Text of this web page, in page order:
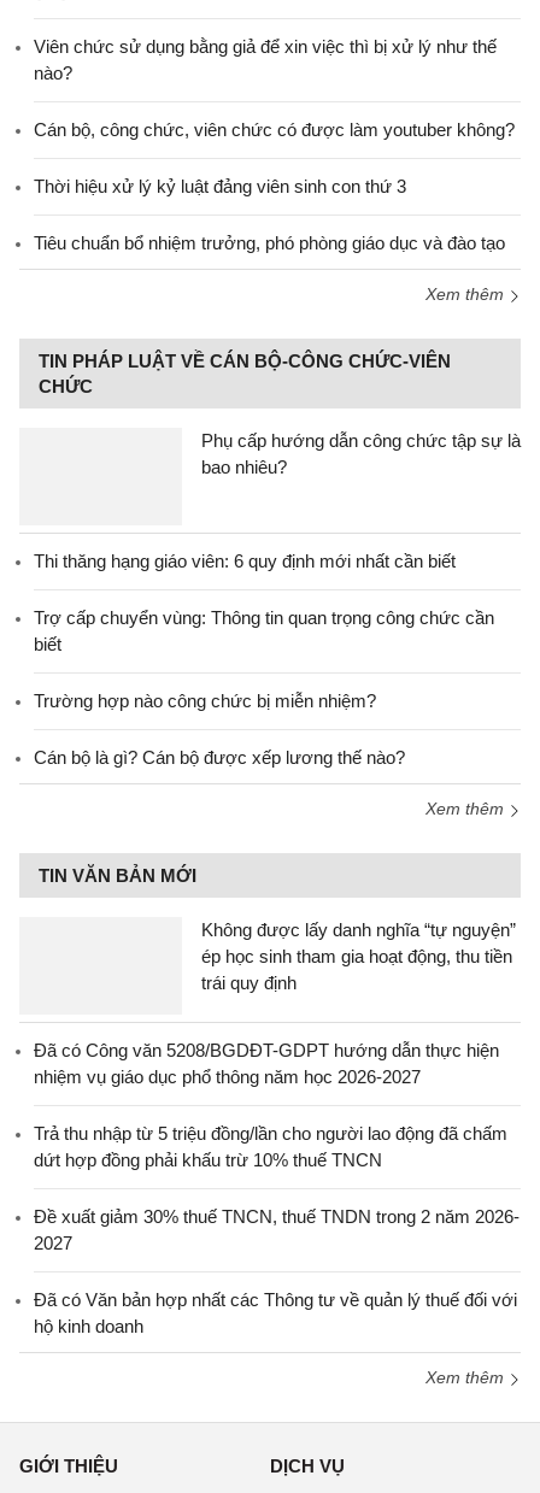
Viên chức sử dụng bằng giả để xin việc thì bị xử lý như thế
nào?
Cán bộ, công chức, viên chức có được làm youtuber không?
Thời hiệu xử lý kỷ luật đảng viên sinh con thứ 3
Tiêu chuẩn bổ nhiệm trưởng, phó phòng giáo dục và đào tạo
Xem thêm
TIN PHÁP LUẬT VỀ CÁN BỘ-CÔNG CHỨC-VIÊN
CHỨC
Phụ cấp hướng dẫn công chức tập sự là
bao nhiêu?
Thi thăng hạng giáo viên: 6 quy định mới nhất cần biết
Trợ cấp chuyển vùng: Thông tin quan trọng công chức cần
biết
Trường hợp nào công chức bị miễn nhiệm?
Cán bộ là gì? Cán bộ được xếp lương thế nào?
Xem thêm
TIN VĂN BẢN MỚI
Không được lấy danh nghĩa “tự nguyện”
ép học sinh tham gia hoạt động, thu tiền
trái quy định
Đã có Công văn 5208/BGDĐT-GDPT hướng dẫn thực hiện
nhiệm vụ giáo dục phổ thông năm học 2026-2027
Trả thu nhập từ 5 triệu đồng/lần cho người lao động đã chấm
dứt hợp đồng phải khấu trừ 10% thuế TNCN
Đề xuất giảm 30% thuế TNCN, thuế TNDN trong 2 năm 2026-
2027
Đã có Văn bản hợp nhất các Thông tư về quản lý thuế đối với
hộ kinh doanh
Xem thêm
GIỚI THIỆU DỊCH VỤ